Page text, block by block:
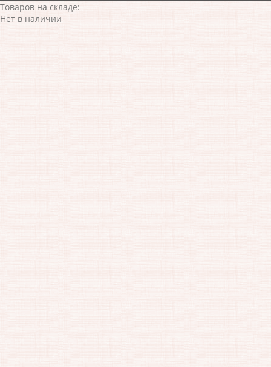
Товаров на складе:
Нет в наличии